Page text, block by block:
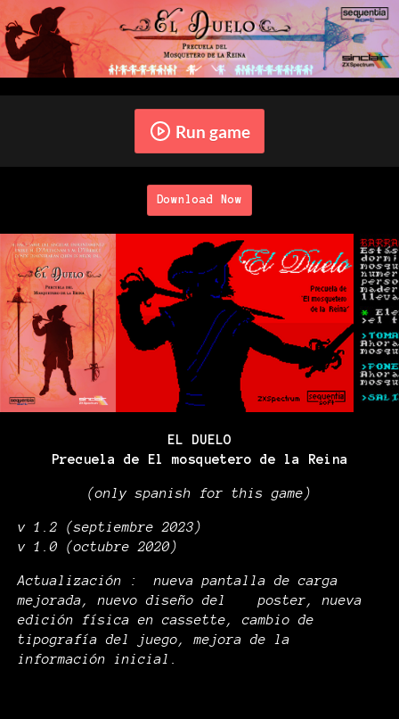
Run game
Download Now
EL DUELO
Precuela de El mosquetero de la Reina
(only spanish for this game)
v 1.2 (septiembre 2023)
v 1.0 (octubre 2020)
Actualización : nueva pantalla de carga
mejorada, nuevo diseño del poster, nueva
edición física en cassette, cambio de
tipografía del juego, mejora de la
información inicial.